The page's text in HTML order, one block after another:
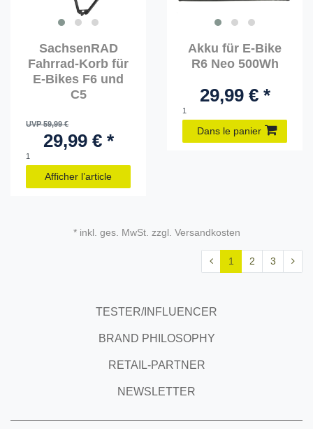
SachsenRAD
Fahrrad-Korb für
E-Bikes F6 und
C5
UVP 59,99 €
29,99 € *
1
Afficher l’article
Akku für E-Bike
R6 Neo 500Wh
29,99 € *
1
Dans le panier
* inkl. ges. MwSt. zzgl. Versandkosten
1 2 3
TESTER/INFLUENCER
BRAND PHILOSOPHY
RETAIL-PARTNER
NEWSLETTER